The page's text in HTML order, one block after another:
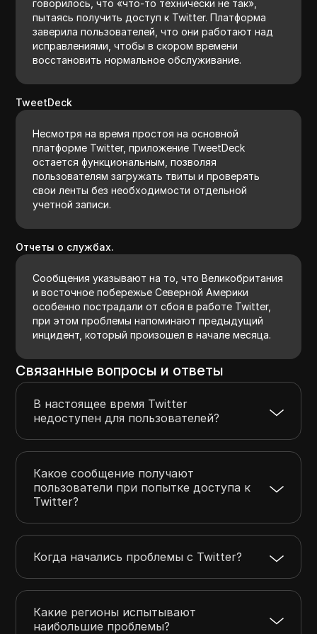
говорилось, что «что-то технически не так»,
пытаясь получить доступ к Twitter. Платформа
заверила пользователей, что они работают над
исправлениями, чтобы в скором времени
восстановить нормальное обслуживание.
TweetDeck
Несмотря на время простоя на основной
платформе Twitter, приложение TweetDeck
остается функциональным, позволяя
пользователям загружать твиты и проверять
свои ленты без необходимости отдельной
учетной записи.
Отчеты о службах.
Сообщения указывают на то, что Великобритания
и восточное побережье Северной Америки
особенно пострадали от сбоя в работе Twitter,
при этом проблемы напоминают предыдущий
инцидент, который произошел в начале месяца.
Связанные вопросы и ответы
В настоящее время Twitter
недоступен для пользователей?
Какое сообщение получают
пользователи при попытке доступа к
Twitter?
Когда начались проблемы с Twitter?
Какие регионы испытывают
наибольшие проблемы?